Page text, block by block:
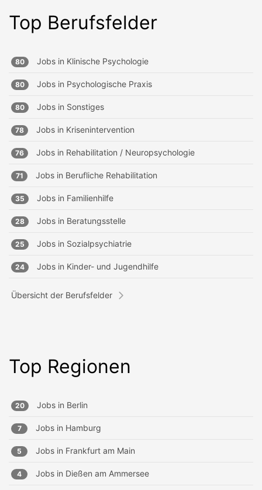
Top Berufsfelder
80 Jobs in Klinische Psychologie
80 Jobs in Psychologische Praxis
80 Jobs in Sonstiges
78 Jobs in Krisenintervention
76 Jobs in Rehabilitation / Neuropsychologie
71 Jobs in Berufliche Rehabilitation
35 Jobs in Familienhilfe
28 Jobs in Beratungsstelle
25 Jobs in Sozialpsychiatrie
24 Jobs in Kinder- und Jugendhilfe
Übersicht der Berufsfelder
Top Regionen
20 Jobs in Berlin
7 Jobs in Hamburg
5 Jobs in Frankfurt am Main
4 Jobs in Dießen am Ammersee